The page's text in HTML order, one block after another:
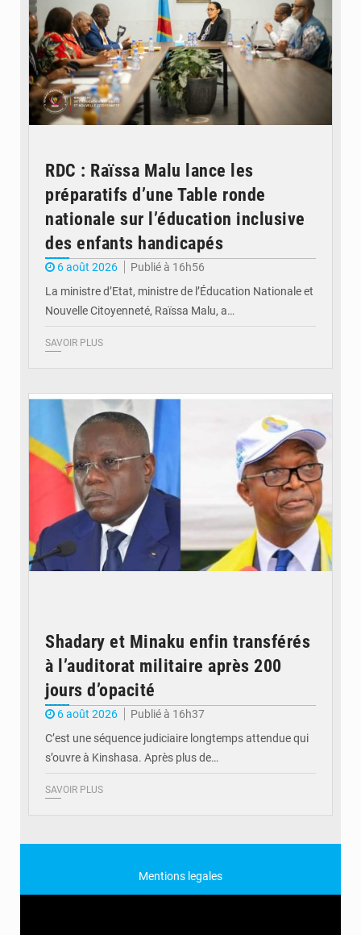
RDC : Raïssa Malu lance les
préparatifs d’une Table ronde
nationale sur l’éducation inclusive
des enfants handicapés
6 août 2026
Publié à 16h56
La ministre d’Etat, ministre de l’Éducation Nationale et
Nouvelle Citoyenneté, Raïssa Malu, a…
SAVOIR PLUS
Shadary et Minaku enfin transférés
à l’auditorat militaire après 200
jours d’opacité
6 août 2026
Publié à 16h37
C’est une séquence judiciaire longtemps attendue qui
s’ouvre à Kinshasa. Après plus de…
SAVOIR PLUS
Mentions legales